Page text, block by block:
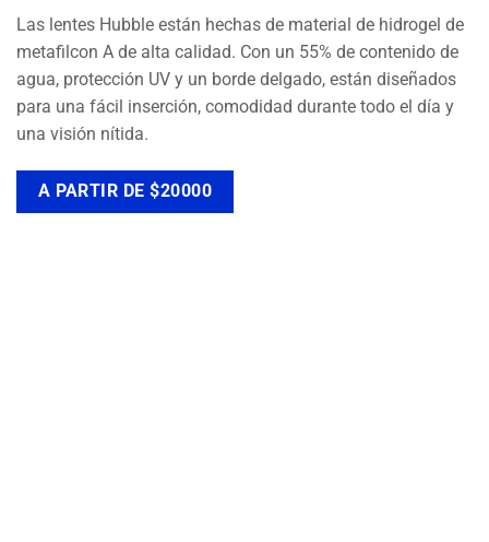
Las lentes Hubble están hechas de material de hidrogel de
metafilcon A de alta calidad. Con un 55% de contenido de
agua, protección UV y un borde delgado, están diseñados
para una fácil inserción, comodidad durante todo el día y
una visión nítida.
A PARTIR DE $20000